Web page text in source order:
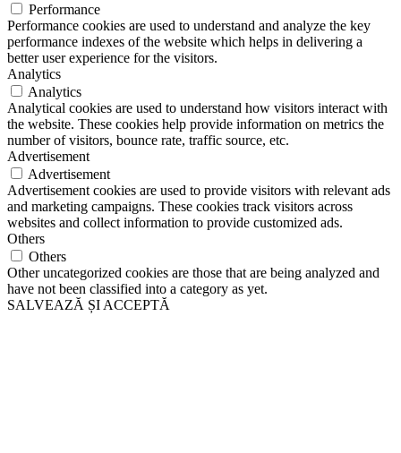
Performance
Performance cookies are used to understand and analyze the key
performance indexes of the website which helps in delivering a
better user experience for the visitors.
Analytics
Analytics
Analytical cookies are used to understand how visitors interact with
the website. These cookies help provide information on metrics the
number of visitors, bounce rate, traffic source, etc.
Advertisement
Advertisement
Advertisement cookies are used to provide visitors with relevant ads
and marketing campaigns. These cookies track visitors across
websites and collect information to provide customized ads.
Others
Others
Other uncategorized cookies are those that are being analyzed and
have not been classified into a category as yet.
SALVEAZĂ ȘI ACCEPTĂ